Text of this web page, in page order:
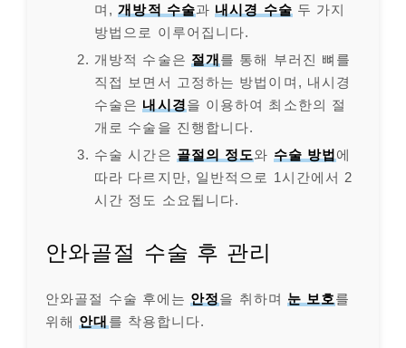
며,개방적 수술과 내시경 수술 두 가지
방법으로 이루어집니다.
개방적 수술은 절개 를 통해 부러진 뼈를
직접 보면서 고정하는 방법이며, 내시경
수술은 내시경을 이용하여 최소한의 절
개로 수술을 진행합니다.
수술 시간은 골절의 정도와 수술 방법 에
따라 다르지만, 일반적으로 1시간에서 2
시간 정도 소요됩니다.
안와골절 수술 후 관리
안와골절 수술 후에는 안정을 취하며 눈 보호를
위해 안대 를 착용합니다.